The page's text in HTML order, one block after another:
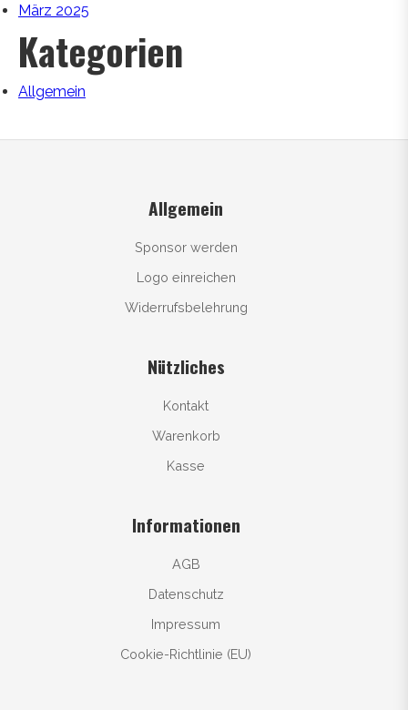
März 2025
Kategorien
Allgemein
Allgemein
Sponsor werden
Logo einreichen
Widerrufsbelehrung
Nützliches
Kontakt
Warenkorb
Kasse
Informationen
AGB
Datenschutz
Impressum
Cookie-Richtlinie (EU)